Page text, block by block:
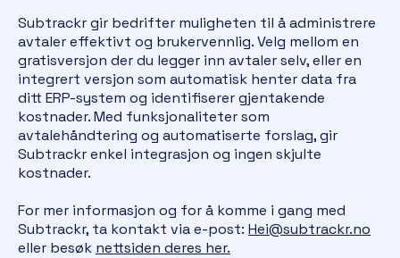
Subtrackr gir bedrifter muligheten til å administrere
avtaler effektivt og brukervennlig. Velg mellom en
gratisversjon der du legger inn avtaler selv, eller en
integrert versjon som automatisk henter data fra
ditt ERP-system og identifiserer gjentakende
kostnader. Med funksjonaliteter som
avtalehåndtering og automatiserte forslag, gir
Subtrackr enkel integrasjon og ingen skjulte
kostnader.
For mer informasjon og for å komme i gang med
Subtrackr, ta kontakt via e-post: Hei@subtrackr.no
eller besøk nettsiden deres her.